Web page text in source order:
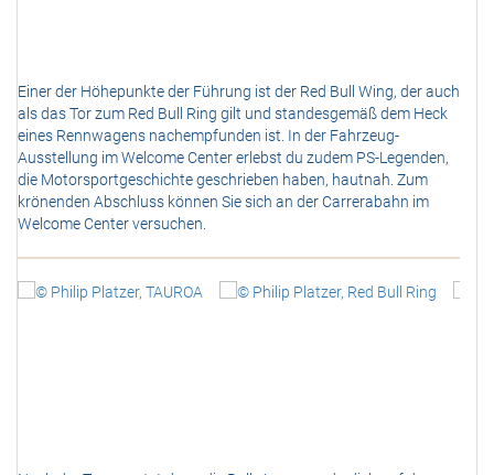
Einer der Höhepunkte der Führung ist der Red Bull Wing, der auch
als das Tor zum Red Bull Ring gilt und standesgemäß dem Heck
eines Rennwagens nachempfunden ist. In der Fahrzeug-
Ausstellung im Welcome Center erlebst du zudem PS-Legenden,
die Motorsportgeschichte geschrieben haben, hautnah. Zum
krönenden Abschluss können Sie sich an der Carrerabahn im
Welcome Center versuchen.